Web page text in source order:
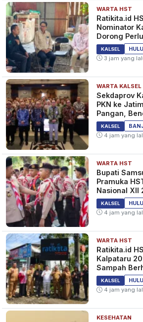
WARTA HST
Ratikita.id
Nominator
Dorong
KALSEL
3 jam yang
WARTA KALSEL
Sekdaprov
PKN ke
Pangan,
Ekonomi
KALSEL
4 jam yang
WARTA HST
Bupati
Pramuka
Nasional XII
KALSEL
4 jam yang
WARTA HST
Ratikita.id
Kalpataru
Sampah
KALSEL
4 jam yang
KESEHATAN